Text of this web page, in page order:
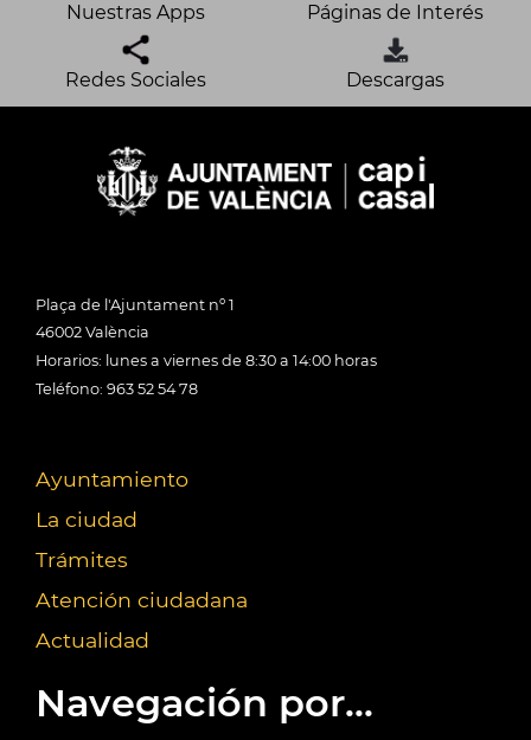
Nuestras Apps Páginas de Interés
Redes Sociales Descargas
Plaça de l'Ajuntament nº 1
46002 València
Horarios: lunes a viernes de 8:30 a 14:00 horas
Teléfono: 963 52 54 78
Ayuntamiento
La ciudad
Trámites
Atención ciudadana
Actualidad
Navegación por...